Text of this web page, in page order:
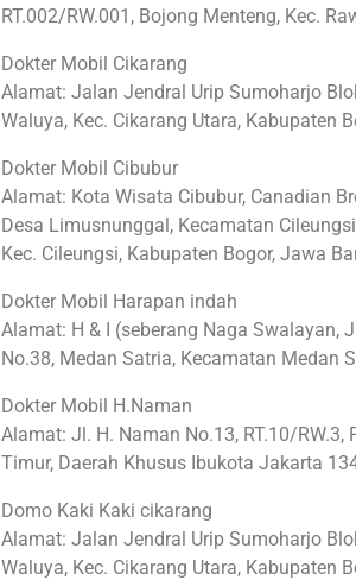
RT.002/RW.001, Bojong Menteng, Kec.
Dokter Mobil Cikarang
Alamat: Jalan Jendral Urip Sumoharjo
Waluya, Kec. Cikarang Utara, Kabupaten
Dokter Mobil Cibubur
Alamat: Kota Wisata Cibubur, Canadian
Desa Limusnunggal, Kecamatan
Kec. Cileungsi, Kabupaten Bogor, Jawa
Dokter Mobil Harapan indah
Alamat: H & I (seberang Naga Swalayan,
No.38, Medan Satria, Kecamatan Medan
Dokter Mobil H.Naman
Alamat: Jl. H. Naman No.13, RT.10/
Timur, Daerah Khusus Ibukota Jakarta
Domo Kaki Kaki cikarang
Alamat: Jalan Jendral Urip Sumoharjo
Waluya, Kec. Cikarang Utara, Kabupaten